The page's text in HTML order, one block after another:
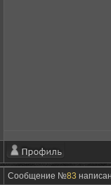
Сообщение №83